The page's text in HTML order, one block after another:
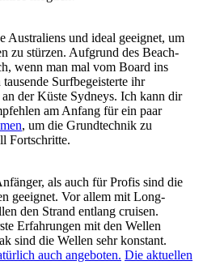
Australiens und ideal geeignet, um
zu stürzen. Aufgrund des Beach-
wenn man mal vom Board ins
tausende Surfbegeisterte ihr
der Küste Sydneys. Ich kann dir
am Anfang für ein paar
, um die Grundtechnik zu
Fortschritte.
als auch für Profis sind die
geeignet. Vor allem mit Long-
den Strand entlang cruisen.
Erfahrungen mit den Wellen
sind die Wellen sehr konstant.
auch angeboten. Die aktuellen